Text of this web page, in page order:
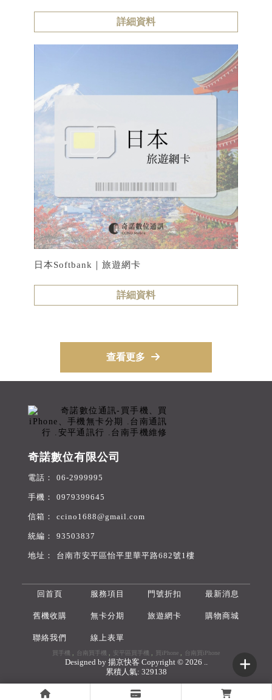
詳細資料
日本Softbank｜旅遊網卡
詳細資料
查看更多
奇諾數位有限公司
06-2999995
0979399645
93503837
ccino1688@gmail.com
台南市安平區怡平里華平路682號1樓
回首頁 服務項目 門號折扣 最新消息
舊機收購 無卡分期 旅遊網卡 購物商城
聯絡我們 線上表單
買手機 台南買手機 安平區買手機 買iPhone 台南買iPhone
Designed by 揚京快客 Copyright © 2026 ..
累積人氣: 329138